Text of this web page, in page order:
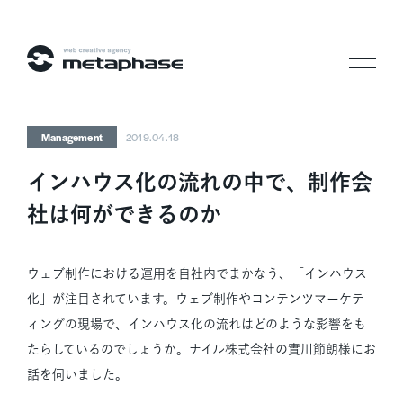
株式会社メタフェイズ
Management 2019.04.18
インハウス化の流れの中で、制作会
社は何ができるのか
ウェブ制作における運用を自社内でまかなう、「インハウス
化」が注目されています。ウェブ制作やコンテンツマーケテ
ィングの現場で、インハウス化の流れはどのような影響をも
たらしているのでしょうか。ナイル株式会社の實川節朗様にお
話を伺いました。